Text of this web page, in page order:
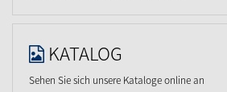
KATALOG
Sehen Sie sich unsere Kataloge online an